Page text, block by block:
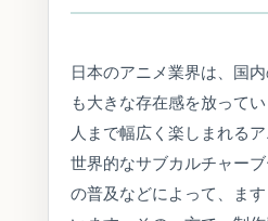
日本のアニメ業界は、国
も大きな存在感を放って
人まで幅広く楽しまれる
世界的なサブカルチャー
の普及などによって、ま